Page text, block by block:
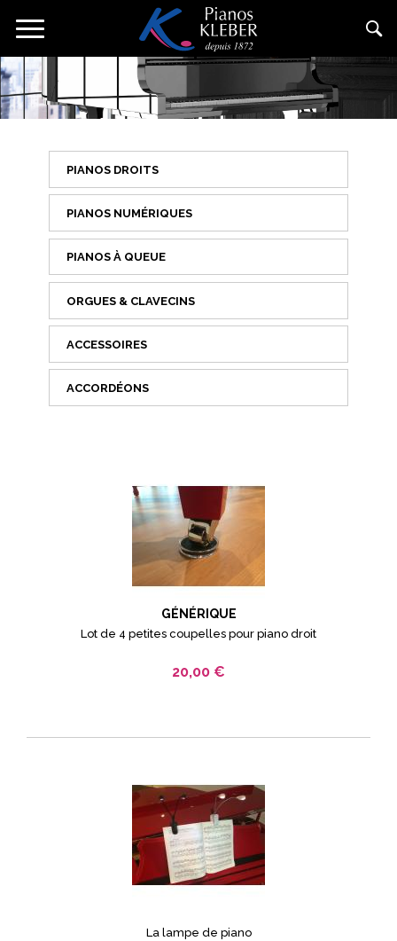
principal
Toggle
PIANOS DROITS
PIANOS NUMÉRIQUES
PIANOS À QUEUE
ORGUES & CLAVECINS
ACCESSOIRES
ACCORDÉONS
GÉNÉRIQUE
Lot de 4 petites coupelles pour piano droit
20,00 €
La lampe de piano